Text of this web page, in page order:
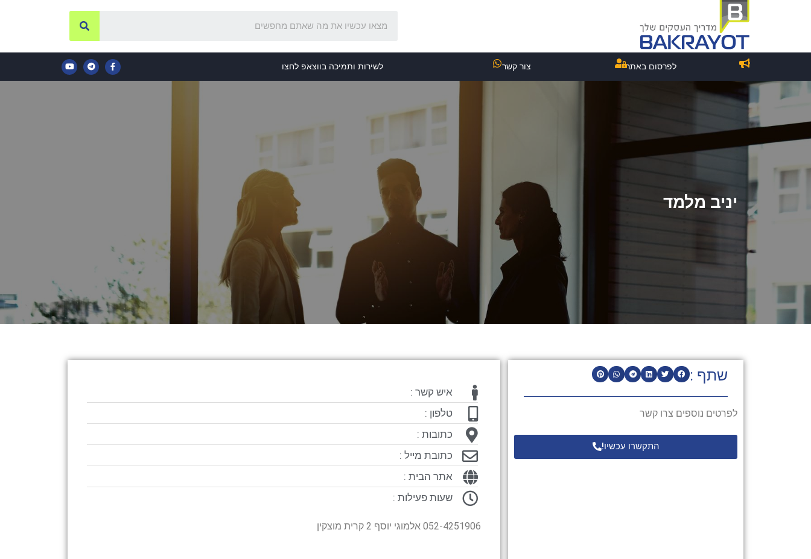
לפרסום באתר צור קשר לשירות ותמיכה בווצאפ לחצו
יניב מלמד
שתף :
לפרטים נוספים צרו קשר
התקשרו עכשיו!
איש קשר :
טלפון :
כתובות :
כתובת מייל :
אתר הבית :
שעות פעילות :
052-4251906 אלמוגי יוסף 2 קרית מוצקין